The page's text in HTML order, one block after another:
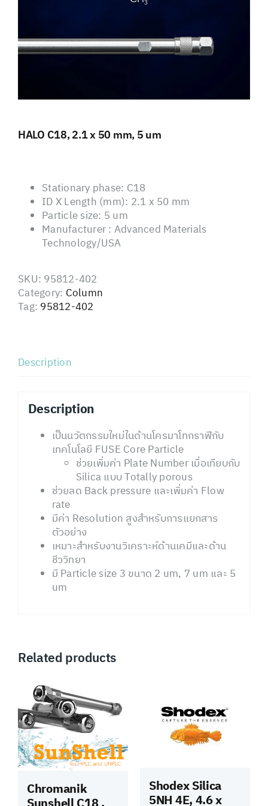
HALO C18, 2.1 x 50 mm, 5 um
Stationary phase: C18
ID X Length (mm): 2.1 x 50 mm
Particle size: 5 um
Manufacturer : Advanced Materials
Technology/USA
SKU: 95812-402
Category: Column
Tag: 95812-402
Description
Description
เป็นนวัตกรรมใหม่ในด้านโครมาโทกราฟีกับ
เทคโนโลยี FUSE Core Particle
ช่วยเพิ่มค่า Plate Number เมื่อเทียบกับ
Silica แบบ Totally porous
ช่วยลด Back pressure และเพิ่มค่า Flow
rate
มีค่า Resolution สูงสำหรับการแยกสาร
ตัวอย่าง
เหมาะสำหรับงานวิเคราะห์ด้านเคมีและด้าน
ชีววิทยา
มี Particle size 3 ขนาด 2 um, 7 um และ 5
um
Related products
Chromanik Shodex Silica
5NH 4E, 4.6 x